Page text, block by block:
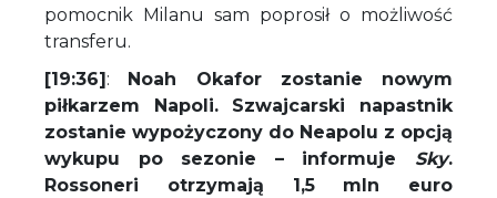
pomocnik Milanu sam poprosił o możliwość
transferu.
[19:36]: Noah Okafor zostanie nowym
piłkarzem Napoli. Szwajcarski napastnik
zostanie wypożyczony do Neapolu z opcją
wykupu po sezonie – informuje Sky.
Rossoneri otrzymają 1,5 mln euro